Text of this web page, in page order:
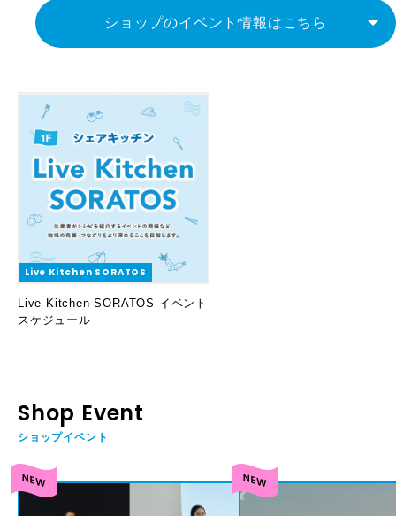
ショップのイベント情報はこちら
Live Kitchen SORATOS
Live Kitchen SORATOS イベント
スケジュール
Shop Event
ショップイベント